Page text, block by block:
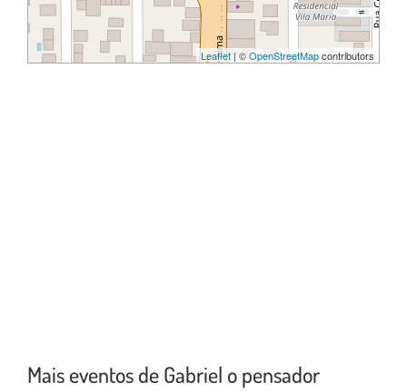
Leaflet | ©OpenStreetMapcontributors
Mais eventos de Gabriel o pensador